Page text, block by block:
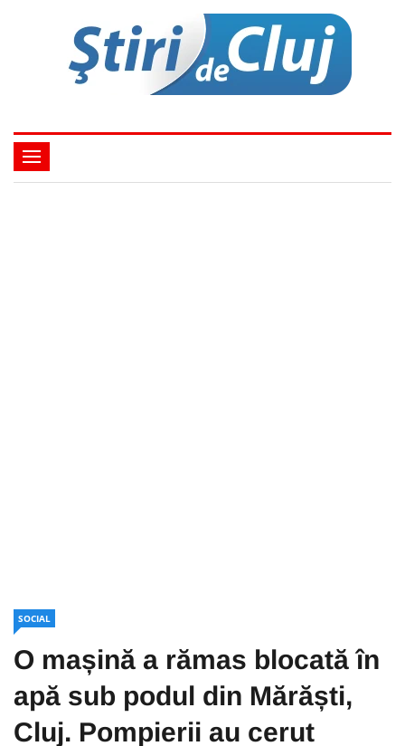
SOCIAL
O mașină a rămas blocată în
apă sub podul din Mărăști,
Cluj. Pompierii au cerut